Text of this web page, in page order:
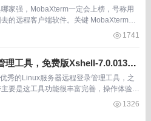
ssh、vnc、rdp、ftp、sftp)等
家强，MobaXterm一定会上榜，号称用
的远程客户端软件。关键 MobaXterm还
力不得不说很牛。 MobaXterm凭借一款
1741
理工具，免费版Xshell-7.0.0134
秀的Linux服务器远程登录管理工具，之
要是这工具功能很丰富完善，操作体验比
多个ssh窗口操作、文件传输、命令同步、
1326